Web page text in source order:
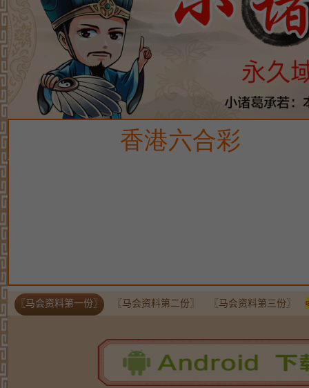
〖马会资料第一份〗 〖马会资料第二份〗 〖马会资料第三份〗